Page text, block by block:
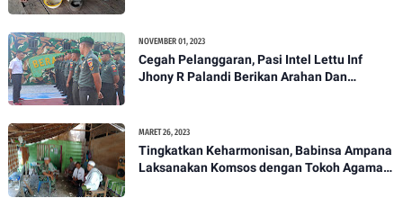
NOVEMBER 01, 2023
Cegah Pelanggaran, Pasi Intel Lettu Inf
Jhony R Palandi Berikan Arahan Dan
MARET 26, 2023
Tingkatkan Keharmonisan, Babinsa Ampana
Laksanakan Komsos dengan Tokoh Agama